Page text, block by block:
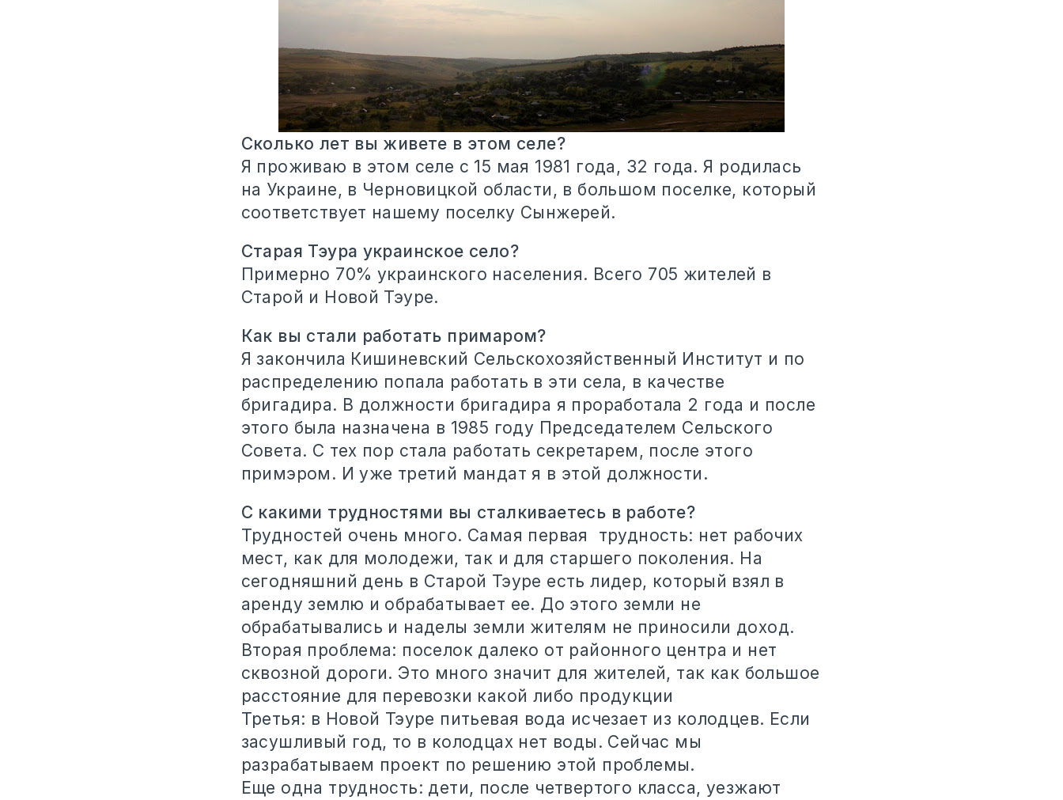
Сколько лет вы живете в этом селе?
Я проживаю в этом селе с 15 мая 1981 года, 32 года. Я родилась
на Украине, в Черновицкой области, в большом поселке, который
соответствует нашему поселку Сынжерей.
Старая Тэура украинское село?
Примерно 70% украинского населения. Всего 705 жителей в
Старой и Новой Тэуре.
Как вы стали работать примаром?
Я закончила Кишиневский Сельскохозяйственный Институт и по
распределению попала работать в эти села, в качестве
бригадира. В должности бригадира я проработала 2 года и после
этого была назначена в 1985 году Председателем Сельского
Совета. С тех пор стала работать секретарем, после этого
примэром. И уже третий мандат я в этой должности.
С какими трудностями вы сталкиваетесь в работе?
Трудностей очень много. Самая первая трудность: нет рабочих
мест, как для молодежи, так и для старшего поколения. На
сегодняшний день в Старой Тэуре есть лидер, который взял в
аренду землю и обрабатывает ее. До этого земли не
обрабатывались и наделы земли жителям не приносили доход.
Вторая проблема: поселок далеко от районного центра и нет
сквозной дороги. Это много значит для жителей, так как большое
расстояние для перевозки какой либо продукции
Третья: в Новой Тэуре питьевая вода исчезает из колодцев. Если
засушливый год, то в колодцах нет воды. Сейчас мы
разрабатываем проект по решению этой проблемы.
Еще одна трудность: дети, после четвертого класса, уезжают